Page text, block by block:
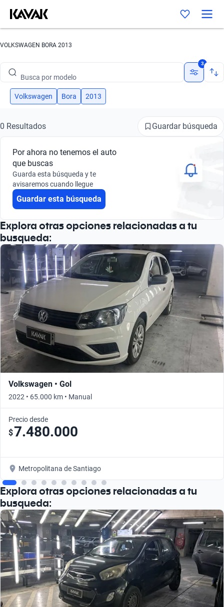
VOLKSWAGEN BORA 2013
Busca por versión
Busca por marca
Busca por modelo
Busca por versión
3
Volkswagen Bora 2013
0 Resultados Guardar búsqueda
Por ahora no tenemos el auto
que buscas
Guarda esta búsqueda y te
avisaremos cuando llegue
Guardar esta búsqueda
Explora otras opciones relacionadas a tu
busqueda:
Volkswagen • Gol
2022 • 65.000 km • Manual
Precio desde
$7.480.000
Metropolitana de Santiago
Explora otras opciones relacionadas a tu
busqueda: